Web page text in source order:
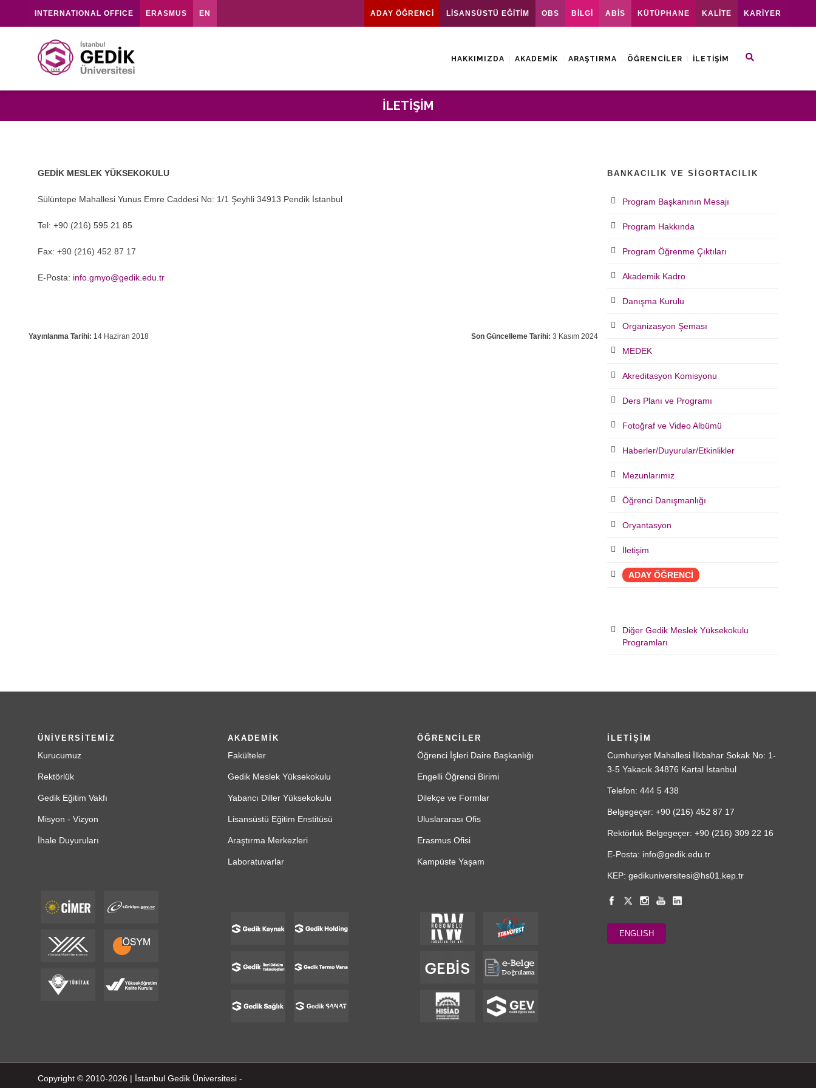
INTERNATIONAL OFFICE ERASMUS EN ADAY ÖĞRENCİ LİSANSÜSTÜ EĞİTİM OBS BİLGİ ABİS KÜTÜPHANE KALİTE KARİYER
HAKKIMIZDA AKADEMIK ARAŞTIRMA ÖĞRENCILER İLETIŞIM
İLETIŞIM
GEDİK MESLEK YÜKSEKOKULU
Sülüntepe Mahallesi Yunus Emre Caddesi No: 1/1 Şeyhli 34913 Pendik İstanbul
Tel: +90 (216) 595 21 85
Fax: +90 (216) 452 87 17
E-Posta: info.gmyo@gedik.edu.tr
Yayınlanma Tarihi: 14 Haziran 2018 Son Güncelleme Tarihi: 3 Kasım 2024
BANKACILIK VE SIGORTACILIK
Program Başkanının Mesajı
Program Hakkında
Program Öğrenme Çıktıları
Akademik Kadro
Danışma Kurulu
Organizasyon Şeması
MEDEK
Akreditasyon Komisyonu
Ders Planı ve Programı
Fotoğraf ve Video Albümü
Haberler/Duyurular/Etkinlikler
Mezunlarımız
Öğrenci Danışmanlığı
Oryantasyon
İletişim
ADAY ÖĞRENCİ
Diğer Gedik Meslek Yüksekokulu
Programları
ÜNİVERSİTEMİZ
Kurucumuz
Rektörlük
Gedik Eğitim Vakfı
Misyon - Vizyon
İhale Duyuruları
AKADEMİK
Fakülteler
Gedik Meslek Yüksekokulu
Yabancı Diller Yüksekokulu
Lisansüstü Eğitim Enstitüsü
Araştırma Merkezleri
Laboratuvarlar
ÖĞRENCİLER
Öğrenci İşleri Daire Başkanlığı
Engelli Öğrenci Birimi
Dilekçe ve Formlar
Uluslararası Ofis
Erasmus Ofisi
Kampüste Yaşam
İLETİŞİM
Cumhuriyet Mahallesi İlkbahar Sokak No: 1-
3-5 Yakacık 34876 Kartal İstanbul
Telefon: 444 5 438
Belgegeçer: +90 (216) 452 87 17
Rektörlük Belgegeçer: +90 (216) 309 22 16
E-Posta: info@gedik.edu.tr
KEP: gedikuniversitesi@hs01.kep.tr
ENGLISH
Copyright © 2010-2026 | İstanbul Gedik Üniversitesi -